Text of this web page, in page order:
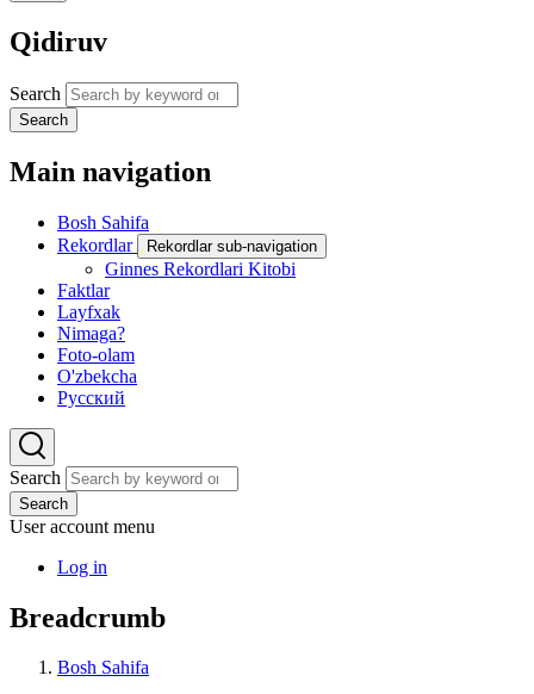
Qidiruv
Search
Search
Main navigation
Bosh Sahifa
Rekordlar
Rekordlar sub-navigation
Ginnes Rekordlari Kitobi
Faktlar
Layfxak
Nimaga?
Foto-olam
O'zbekcha
Русский
Search
Search
User account menu
Log in
Breadcrumb
Bosh Sahifa